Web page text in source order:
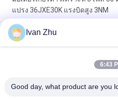
แปรง 36JXE30K แรงบิดสูง 3NM
3.0N.M 33mm 24V BLDC มอเตอร์
24V 42BLS100 มอเตอร์ไฟฟ้ากระ
Ivan Zhu
6:43
Good day, what product are you